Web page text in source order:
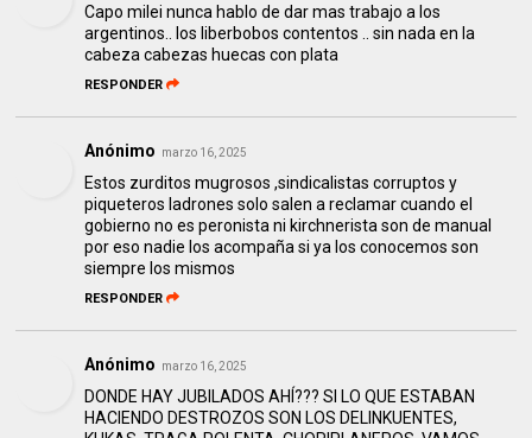
Capo milei nunca hablo de dar mas trabajo a los
argentinos.. los liberbobos contentos .. sin nada en la
cabeza cabezas huecas con plata
RESPONDER
Anónimo marzo 16, 2025
Estos zurditos mugrosos ,sindicalistas corruptos y
piqueteros ladrones solo salen a reclamar cuando el
gobierno no es peronista ni kirchnerista son de manual
por eso nadie los acompaña si ya los conocemos son
siempre los mismos
RESPONDER
Anónimo marzo 16, 2025
DONDE HAY JUBILADOS AHÍ??? SI LO QUE ESTABAN
HACIENDO DESTROZOS SON LOS DELINKUENTES,